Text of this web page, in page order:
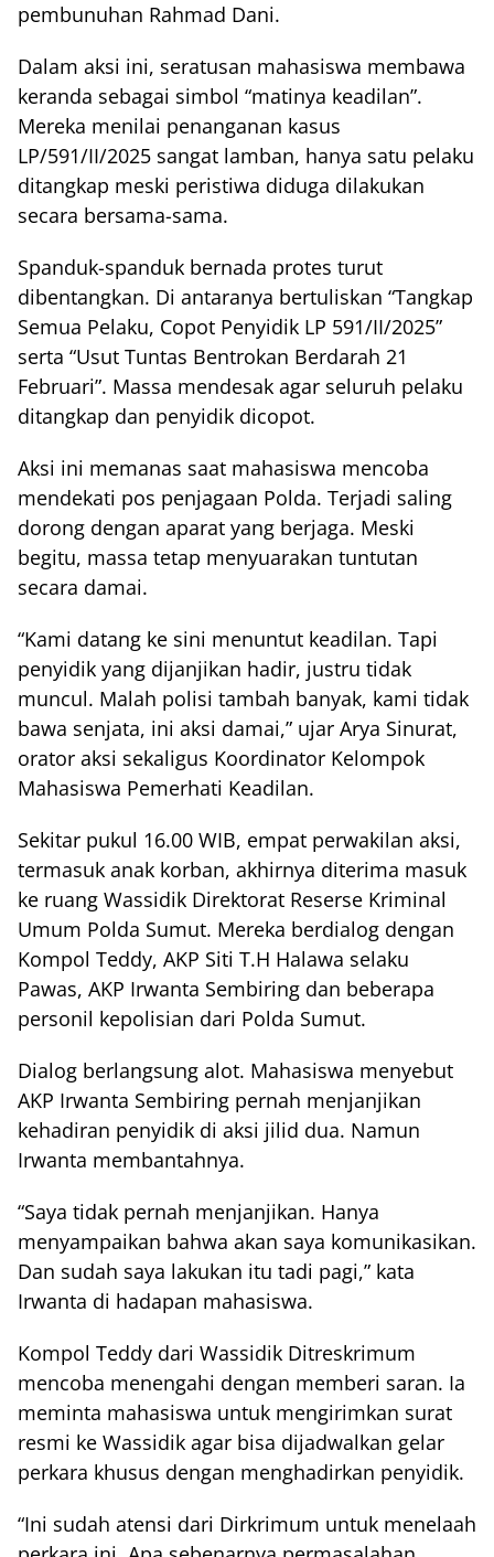
pembunuhan Rahmad Dani.
Dalam aksi ini, seratusan mahasiswa membawa
keranda sebagai simbol “matinya keadilan”.
Mereka menilai penanganan kasus
LP/591/II/2025 sangat lamban, hanya satu pelaku
ditangkap meski peristiwa diduga dilakukan
secara bersama-sama.
Spanduk-spanduk bernada protes turut
dibentangkan. Di antaranya bertuliskan “Tangkap
Semua Pelaku, Copot Penyidik LP 591/II/2025”
serta “Usut Tuntas Bentrokan Berdarah 21
Februari”. Massa mendesak agar seluruh pelaku
ditangkap dan penyidik dicopot.
Aksi ini memanas saat mahasiswa mencoba
mendekati pos penjagaan Polda. Terjadi saling
dorong dengan aparat yang berjaga. Meski
begitu, massa tetap menyuarakan tuntutan
secara damai.
“Kami datang ke sini menuntut keadilan. Tapi
penyidik yang dijanjikan hadir, justru tidak
muncul. Malah polisi tambah banyak, kami tidak
bawa senjata, ini aksi damai,” ujar Arya Sinurat,
orator aksi sekaligus Koordinator Kelompok
Mahasiswa Pemerhati Keadilan.
Sekitar pukul 16.00 WIB, empat perwakilan aksi,
termasuk anak korban, akhirnya diterima masuk
ke ruang Wassidik Direktorat Reserse Kriminal
Umum Polda Sumut. Mereka berdialog dengan
Kompol Teddy, AKP Siti T.H Halawa selaku
Pawas, AKP Irwanta Sembiring dan beberapa
personil kepolisian dari Polda Sumut.
Dialog berlangsung alot. Mahasiswa menyebut
AKP Irwanta Sembiring pernah menjanjikan
kehadiran penyidik di aksi jilid dua. Namun
Irwanta membantahnya.
“Saya tidak pernah menjanjikan. Hanya
menyampaikan bahwa akan saya komunikasikan.
Dan sudah saya lakukan itu tadi pagi,” kata
Irwanta di hadapan mahasiswa.
Kompol Teddy dari Wassidik Ditreskrimum
mencoba menengahi dengan memberi saran. Ia
meminta mahasiswa untuk mengirimkan surat
resmi ke Wassidik agar bisa dijadwalkan gelar
perkara khusus dengan menghadirkan penyidik.
“Ini sudah atensi dari Dirkrimum untuk menelaah